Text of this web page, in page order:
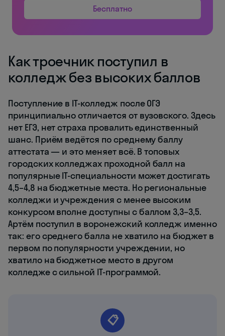
Бесплатно
Как троечник поступил в
колледж без высоких баллов
Поступление в IT-колледж после ОГЭ
принципиально отличается от вузовского. Здесь
нет ЕГЭ, нет страха провалить единственный
шанс. Приём ведётся по среднему баллу
аттестата — и это меняет всё. В топовых
городских колледжах проходной балл на
популярные IT-специальности может достигать
4,5–4,8 на бюджетные места. Но региональные
колледжи и учреждения с менее высоким
конкурсом вполне доступны с баллом 3,3–3,5.
Артём поступил в воронежский колледж именно
так: его среднего балла не хватило на бюджет в
первом по популярности учреждении, но
хватило на бюджетное место в другом
колледже с сильной IT-программой.
📋